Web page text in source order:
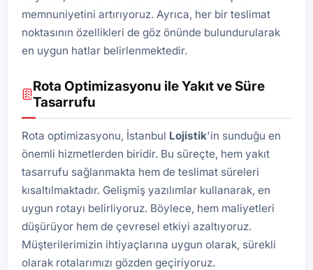
memnuniyetini artırıyoruz. Ayrıca, her bir teslimat
noktasının özellikleri de göz önünde bulundurularak
en uygun hatlar belirlenmektedir.
Rota Optimizasyonu ile Yakıt ve Süre
Tasarrufu
Rota optimizasyonu, İstanbul Lojistik'in sunduğu en
önemli hizmetlerden biridir. Bu süreçte, hem yakıt
tasarrufu sağlanmakta hem de teslimat süreleri
kısaltılmaktadır. Gelişmiş yazılımlar kullanarak, en
uygun rotayı belirliyoruz. Böylece, hem maliyetleri
düşürüyor hem de çevresel etkiyi azaltıyoruz.
Müşterilerimizin ihtiyaçlarına uygun olarak, sürekli
olarak rotalarımızı gözden geçiriyoruz.